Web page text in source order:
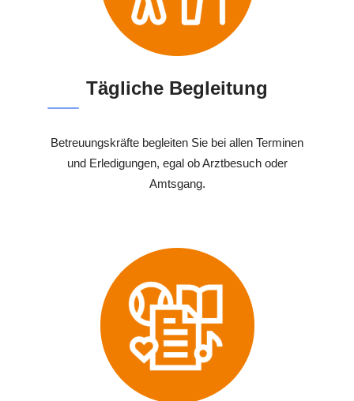
Tägliche Begleitung
Betreuungskräfte begleiten Sie bei allen Terminen
und Erledigungen, egal ob Arztbesuch oder
Amtsgang.